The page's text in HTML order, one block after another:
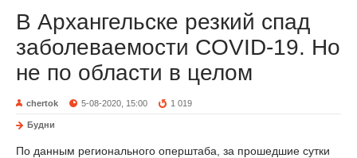
В Архангельске резкий спад
заболеваемости COVID-19. Но
не по области в целом
chertok 5-08-2020, 15:00 1 019
Будни
По данным регионального оперштаба, за прошедшие сутки